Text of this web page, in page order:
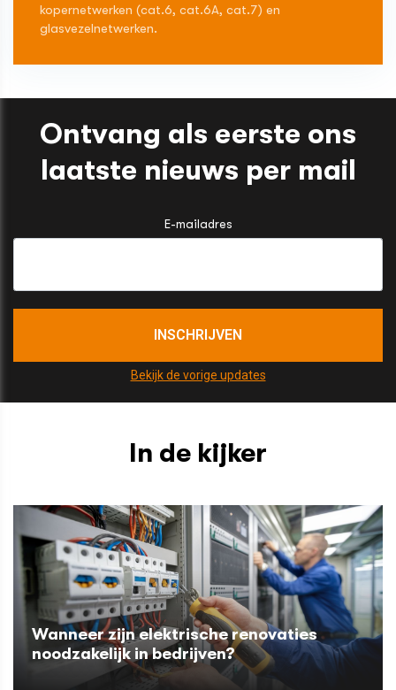
kopernetwerken (cat.6, cat.6A, cat.7) en
glasvezelnetwerken.
Ontvang als eerste ons
laatste nieuws per mail
E-mailadres
Bekijk de vorige updates
In de kijker
Wanneer zijn elektrische renovaties
noodzakelijk in bedrijven?